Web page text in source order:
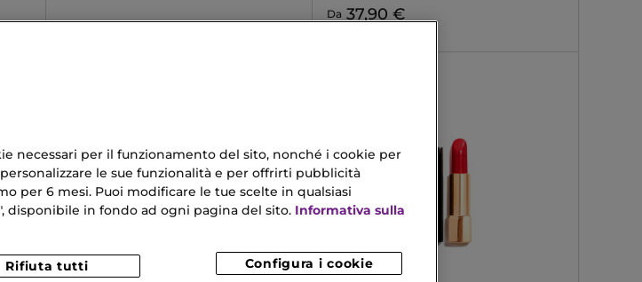
Da 37,90 €
necessari per il funzionamento del sito, nonché i cookie per
le sue funzionalità e per offrirti pubblicità
per 6 mesi. Puoi modificare le tue scelte in qualsiasi
disponibile in fondo ad ogni pagina del sito. Informativa sulla
Configura i cookie
Rifiuta tutti